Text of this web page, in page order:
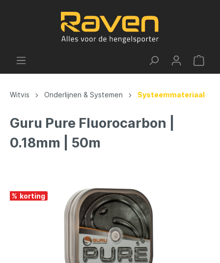
Witvis Onderlijnen & Systemen Systeemmateriaal
Guru Pure Fluorocarbon |
0.18mm | 50m
%